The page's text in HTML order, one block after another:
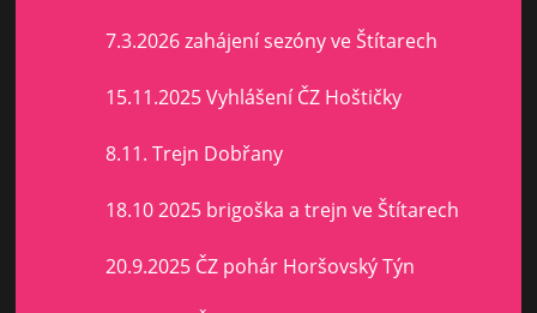
7.3.2026 zahájení sezóny ve Štítarech
15.11.2025 Vyhlášení ČZ Hoštičky
8.11. Trejn Dobřany
18.10 2025 brigoška a trejn ve Štítarech
20.9.2025 ČZ pohár Horšovský Týn